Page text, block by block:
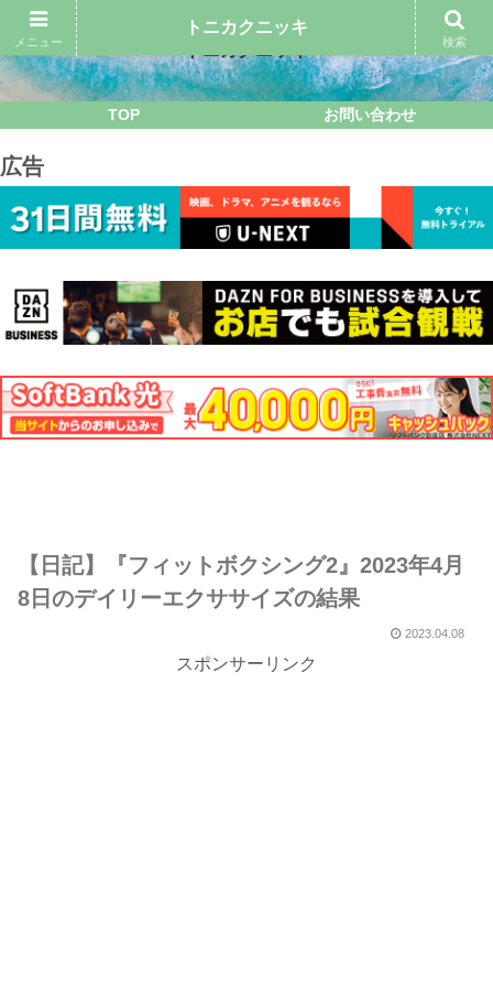
TOP お問い合わせ
広告
【日記】『フィットボクシング2』2023年4月
8日のデイリーエクササイズの結果
2023.04.08
スポンサーリンク
メニュー
トニカクニッキ
検索